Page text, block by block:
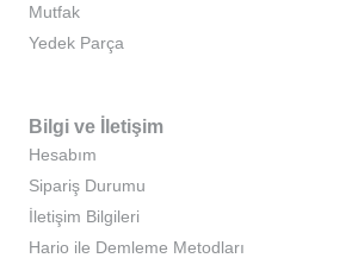
Mutfak
Yedek Parça
Bilgi ve İletişim
Hesabım
Sipariş Durumu
İletişim Bilgileri
Hario ile Demleme Metodları